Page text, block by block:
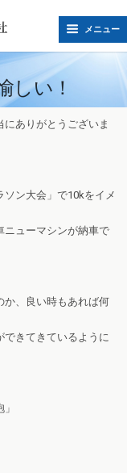
メニュー
しい！
ありがとうございま
ソン大会」で10kをイメ
ニューマシンが納車で
か、良い時もあれば何
できてきているように